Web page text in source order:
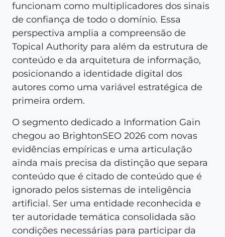
funcionam como multiplicadores dos sinais
de confiança de todo o domínio. Essa
perspectiva amplia a compreensão de
Topical Authority para além da estrutura de
conteúdo e da arquitetura de informação,
posicionando a identidade digital dos
autores como uma variável estratégica de
primeira ordem.
O segmento dedicado a Information Gain
chegou ao BrightonSEO 2026 com novas
evidências empíricas e uma articulação
ainda mais precisa da distinção que separa
conteúdo que é citado de conteúdo que é
ignorado pelos sistemas de inteligência
artificial. Ser uma entidade reconhecida e
ter autoridade temática consolidada são
condições necessárias para participar da